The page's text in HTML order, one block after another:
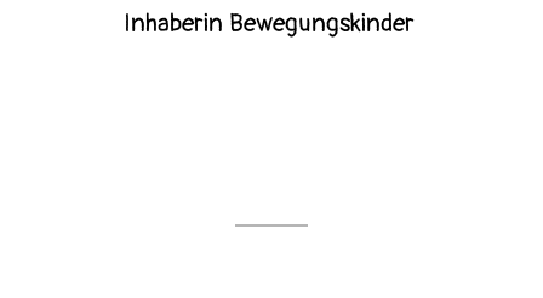
Inhaberin Bewegungskinder